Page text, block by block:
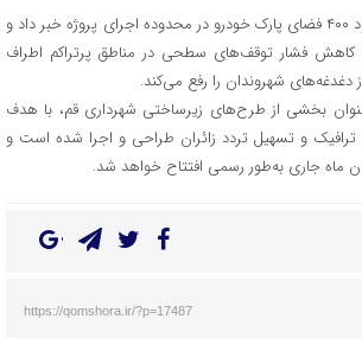
وی همچنین از بازیابی حدود ۴۰۰ فضای پارک خودرو در محدوده اجرای پروژه خبر داد و
کاهش فشار توقف‌های سطحی در مناطق پرتراکم اطراف
شهروندان را رفع می‌کند.
بخشی از طرح‌های زیرساختی شهرداری قم، با هدف
و تسهیل تردد زائران طراحی و اجرا شده است و
ماه جاری به‌طور رسمی افتتاح خواهد شد.
https://qomshora.ir/?p=17487